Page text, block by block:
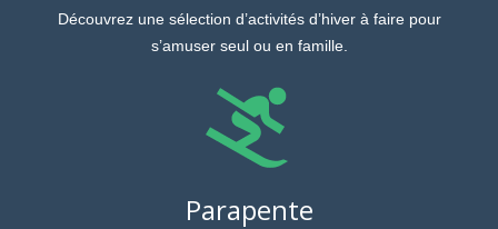
Découvrez une sélection d’activités d’hiver à faire pour
s’amuser seul ou en famille.
Parapente